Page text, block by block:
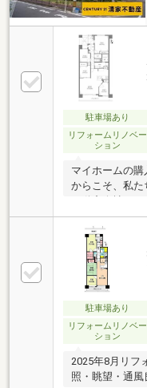
駐車場あり
リフォームリノベー
ション
マイホームの
からこそ、私た
っかりサポー
識と経験を活
や各種税金関
すくご説明し
相談ください
めましょう。
駐車場あり
リフォームリノベー
ション
2025年8月リフ
照・眺望・通風